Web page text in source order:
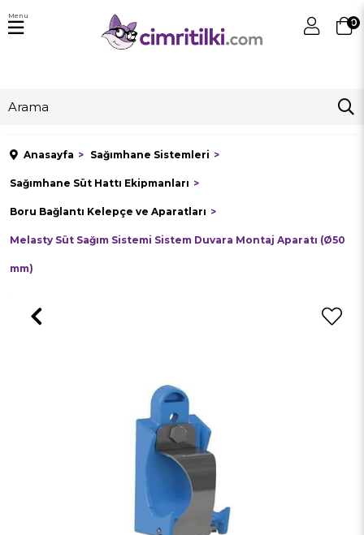
0
Menu
Anasayfa Sağımhane Sistemleri
Sağımhane Süt Hattı Ekipmanları
Boru Bağlantı Kelepçe ve Aparatları
Melasty Süt Sağım Sistemi Sistem Duvara Montaj Aparatı (Ø50
mm)